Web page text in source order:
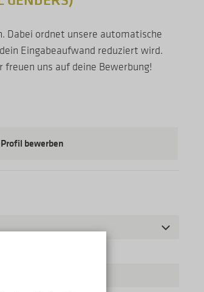
Dabei ordnet unsere automatische
Eingabeaufwand reduziert wird.
uns auf deine Bewerbung!
bewerben